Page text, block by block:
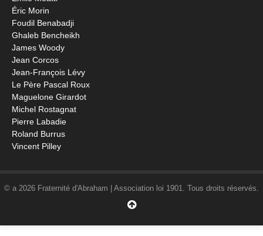
Éric Morin
Foudil Benabadji
Ghaleb Bencheikh
James Woody
Jean Corcos
Jean-François Lévy
Le Père Pascal Roux
Maguelone Girardot
Michel Rostagnat
Pierre Labadie
Roland Burrus
Vincent Pilley
© a 2026 Fraternité d'Abraham | Association loi 1901. Tous droits réservés.